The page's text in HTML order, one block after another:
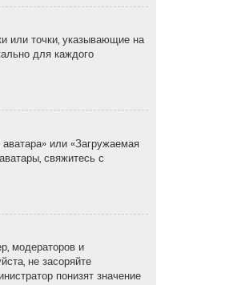
или точки, указывающие на
для каждого
или «Загружаемая
свяжитесь с
модераторов и
не засоряйте
понизят значение